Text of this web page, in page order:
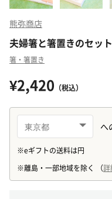
熊弥商店
夫婦箸と箸置きのセット
箸・箸置き
¥2,420 （税込）